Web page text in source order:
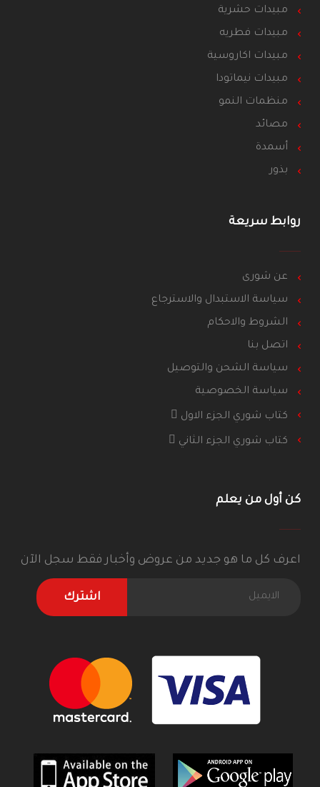
مبيدات حشرية
مبيدات فطريه
مبيدات اكاروسية
مبيدات نيماتودا
منظمات النمو
مصائد
أسمدة
بذور
روابط سريعة
عن شورى
سياسة الاستبدال والاسترجاع
الشروط والاحكام
اتصل بنا
سياسة الشحن والتوصيل
سياسة الخصوصية
كتاب شوري الجزء الاول
كتاب شوري الجزء الثاني
كن أول من يعلم
اعرف كل ما هو جديد من عروض وأخبار فقط سجل الآن
اشترك